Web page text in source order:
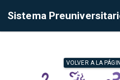
Sistema
VOLVER A LA